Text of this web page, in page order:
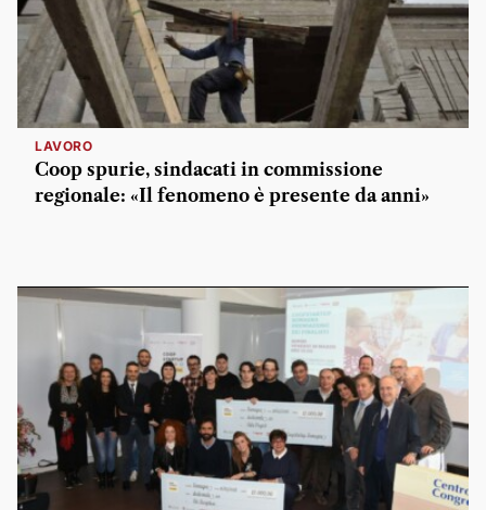
LAVORO
Coop spurie, sindacati in commissione
regionale: «Il fenomeno è presente da anni»